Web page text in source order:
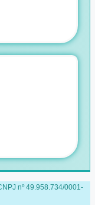
nº 49.958.734/0001-